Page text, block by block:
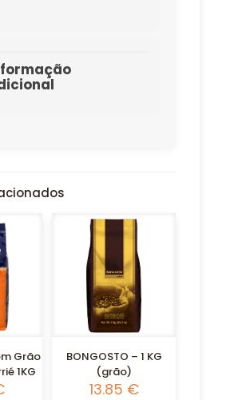
Grão
1KG
BONGOSTO – 1 KG
(grão)
13.85 €